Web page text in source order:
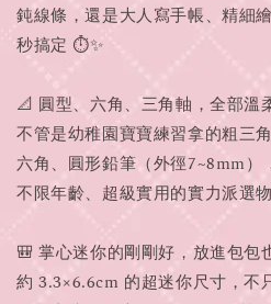
鈍線條，還是大人寫手帳、精細
秒搞定 ⏱️✨
📐 圓型、六角、三角軸，全部溫
不管是幼稚園寶寶練習拿的粗三
六角、圓形鉛筆（外徑7~8mm
不限年齡、超級實用的實力派選物
🎒 掌心迷你的剛剛好，放進包包
約 3.3×6.6cm 的超迷你尺寸，不